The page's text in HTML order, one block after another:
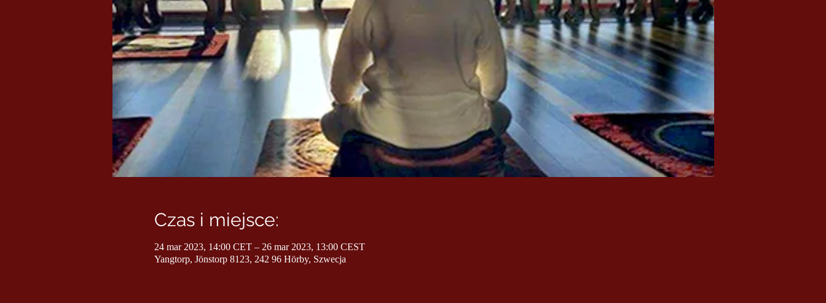
Czas i miejsce:
24 mar 2023, 14:00 CET – 26 mar 2023, 13:00 CEST
Yangtorp, Jönstorp 8123, 242 96 Hörby, Szwecja